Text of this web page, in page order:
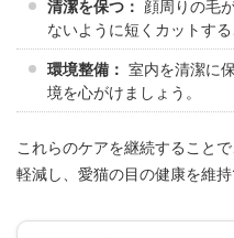
清潔を保つ： 顔周りの毛
ないように短くカットする
環境整備： 室内を清潔に
境を心がけましょう。
これらのケアを継続すること
軽減し、愛猫の目の健康を維持